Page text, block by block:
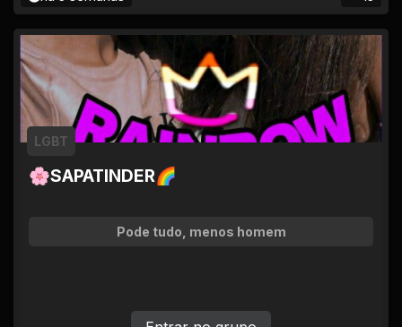
🌸SAPATINDER🌈
LGBT
Pode tudo, menos homem